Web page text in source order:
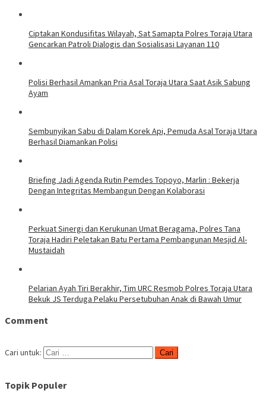
Ciptakan Kondusifitas Wilayah, Sat Samapta Polres Toraja Utara
Gencarkan Patroli Dialogis dan Sosialisasi Layanan 110
Polisi Berhasil Amankan Pria Asal Toraja Utara Saat Asik Sabung
Ayam
Sembunyikan Sabu di Dalam Korek Api, Pemuda Asal Toraja Utara
Berhasil Diamankan Polisi
Briefing Jadi Agenda Rutin Pemdes Topoyo, Marlin : Bekerja
Dengan Integritas Membangun Dengan Kolaborasi
Perkuat Sinergi dan Kerukunan Umat Beragama, Polres Tana
Toraja Hadiri Peletakan Batu Pertama Pembangunan Mesjid Al-
Mustaidah
Pelarian Ayah Tiri Berakhir, Tim URC Resmob Polres Toraja Utara
Bekuk JS Terduga Pelaku Persetubuhan Anak di Bawah Umur
Comment
Cari untuk:
Topik Populer